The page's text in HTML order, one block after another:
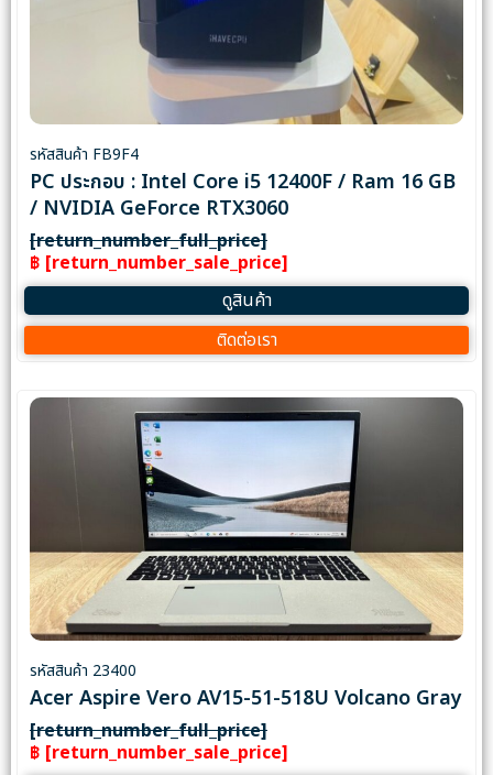
รหัสสินค้า FB9F4
PC ประกอบ : Intel Core i5 12400F / Ram 16 GB
/ NVIDIA GeForce RTX3060
[return_number_full_price]
฿ [return_number_sale_price]
ดูสินค้า
ติดต่อเรา
รหัสสินค้า 23400
Acer Aspire Vero AV15-51-518U Volcano Gray
[return_number_full_price]
฿ [return_number_sale_price]